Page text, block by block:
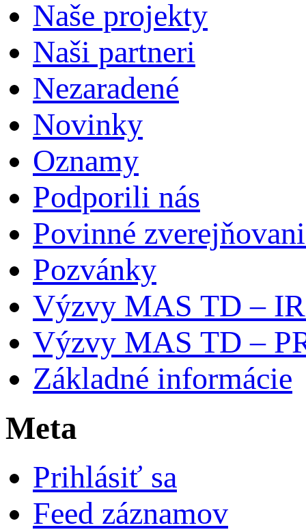
Naše projekty
Naši partneri
Nezaradené
Novinky
Oznamy
Podporili nás
Povinné
Pozvánky
Výzvy MAS TD –
Výzvy MAS TD –
Základné informácie
Meta
Prihlásiť sa
Feed záznamov